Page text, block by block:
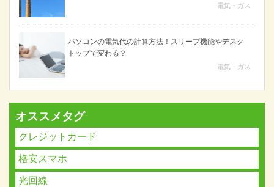
電気・ガス
パソコンの電気代の計算方法！スリープ機能やデスク
トップで変わる？
電気・ガス
オススメタグ
クレジットカード
格安スマホ
光回線